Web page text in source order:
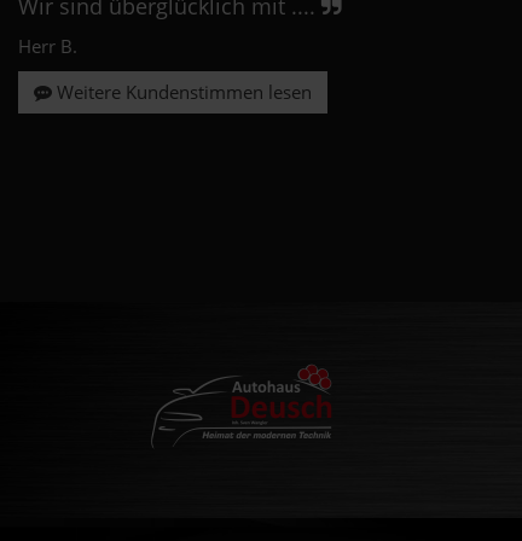
Wir sind überglücklich mit ....
Herr B.
Weitere Kundenstimmen lesen